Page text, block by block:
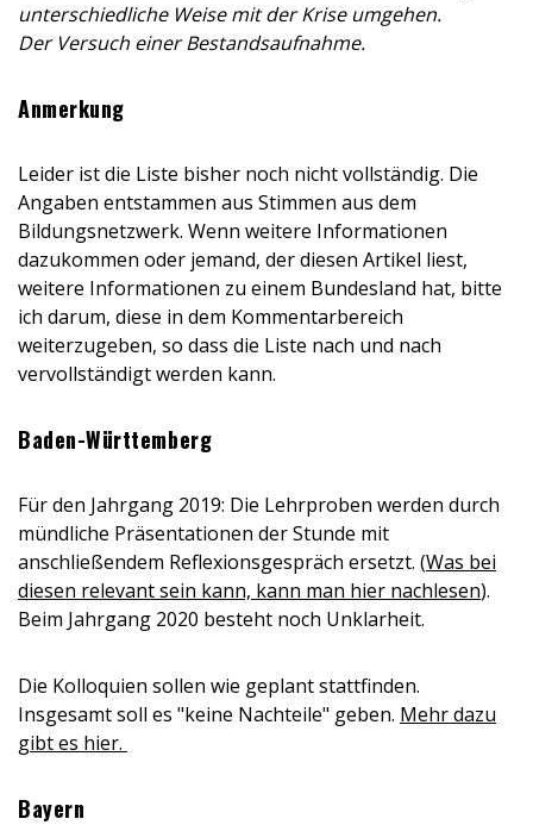
unterschiedliche Weise mit der Krise umgehen.
Der Versuch einer Bestandsaufnahme.
Anmerkung
Leider ist die Liste bisher noch nicht vollständig. Die
Angaben entstammen aus Stimmen aus dem
Bildungsnetzwerk. Wenn weitere Informationen
dazukommen oder jemand, der diesen Artikel liest,
weitere Informationen zu einem Bundesland hat, bitte
ich darum, diese in dem Kommentarbereich
weiterzugeben, so dass die Liste nach und nach
vervollständigt werden kann.
Baden-Württemberg
Für den Jahrgang 2019: Die Lehrproben werden durch
mündliche Präsentationen der Stunde mit
anschließendem Reflexionsgespräch ersetzt. (Was bei
diesen relevant sein kann, kann man hier nachlesen).
Beim Jahrgang 2020 besteht noch Unklarheit.
Die Kolloquien sollen wie geplant stattfinden.
Insgesamt soll es "keine Nachteile" geben. Mehr dazu
gibt es hier.
Bayern